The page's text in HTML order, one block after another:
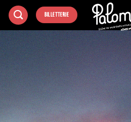
Passer
contenu
BILLETTERIE